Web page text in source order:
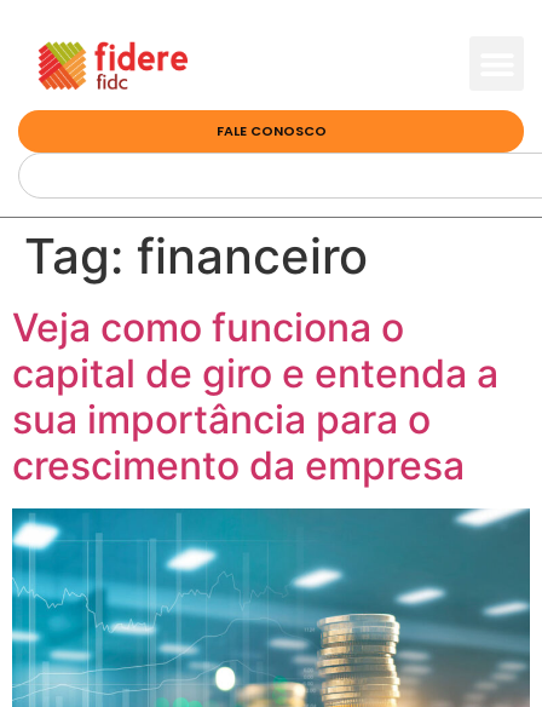
FALE CONOSCO
Tag: financeiro
Veja como funciona o
capital de giro e entenda a
sua importância para o
crescimento da empresa